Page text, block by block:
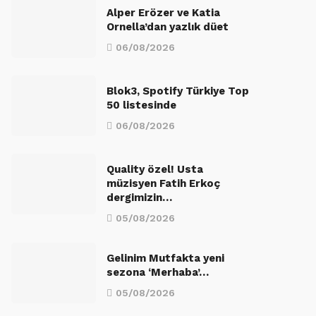
Alper Erözer ve Katia
Ornella’dan yazlık düet
06/08/2026
Blok3, Spotify Türkiye Top
50 listesinde
06/08/2026
Quality özel! Usta
müzisyen Fatih Erkoç
dergimizin…
05/08/2026
Gelinim Mutfakta yeni
sezona ‘Merhaba’…
05/08/2026